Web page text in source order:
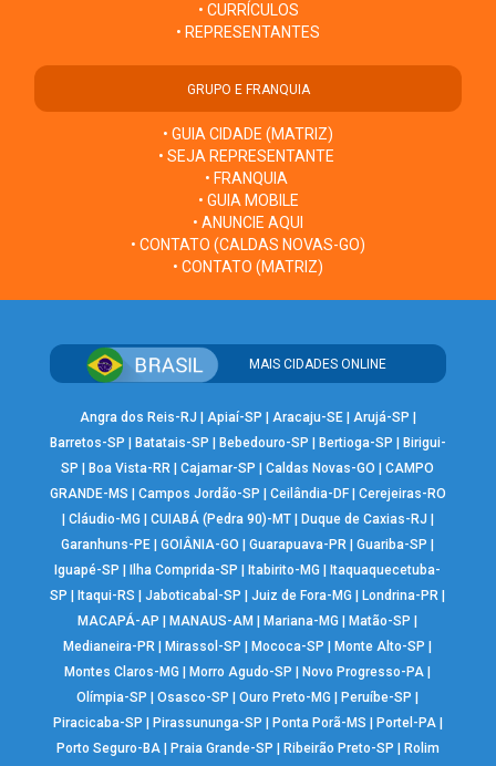
• CURRÍCULOS
• REPRESENTANTES
GRUPO E FRANQUIA
• GUIA CIDADE (MATRIZ)
• SEJA REPRESENTANTE
• FRANQUIA
• GUIA MOBILE
• ANUNCIE AQUI
• CONTATO (CALDAS NOVAS-GO)
• CONTATO (MATRIZ)
MAIS CIDADES ONLINE
Angra dos Reis-RJ Apiaí-SP Aracaju-SE| Arujá-SP
Barretos-SP
Batatais-SP Bebedouro-SP Bertioga-SP
Birigui-
SP
Boa Vista-RR |Cajamar-SP |Caldas Novas-GO |CAMPO
GRANDE-MS
Campos Jordão-SP Ceilândia-DF| Cerejeiras-RO
Cláudio-MG CUIABÁ (Pedra 90)-MT| Duque de Caxias-RJ
Garanhuns-PE |GOIÂNIA-GO |Guarapuava-PR |Guariba-SP
Iguapé-SP
Ilha Comprida-SP Itabirito-MG
Itaquaquecetuba-
SP
Itaqui-RS |Jaboticabal-SP |Juiz de Fora-MG Londrina-PR
MACAPÁ-AP
MANAUS-AM Mariana-MG Matão-SP
Medianeira-PR
Mirassol-SP Mococa-SP Monte Alto-SP
Montes Claros-MG
Morro Agudo-SP Novo Progresso-PA
Olímpia-SP
|Osasco-SP |Ouro Preto-MG Peruíbe-SP
Piracicaba-SP
Pirassununga-SP Ponta Porã-MS Portel-PA|
Porto Seguro-BA| Praia Grande-SP Ribeirão Preto-SP Rolim